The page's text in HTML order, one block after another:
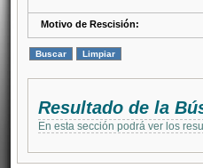
Motivo de Rescisión:
Resultado de la
En esta sección podrá ver los